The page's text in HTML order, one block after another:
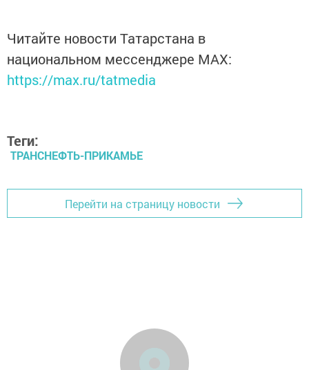
Читайте новости Татарстана в
национальном мессенджере MАХ:
https://max.ru/tatmedia
Теги:
ТРАНСНЕФТЬ-ПРИКАМЬЕ
Перейти на страницу новости